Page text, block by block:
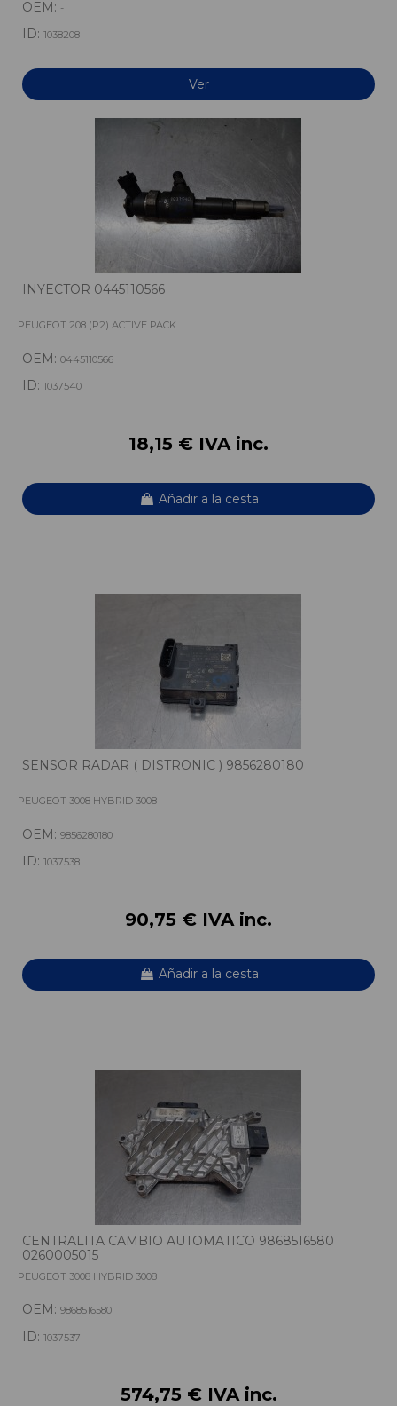
OEM: -
ID: 1038208
Ver
INYECTOR 0445110566
PEUGEOT 208 (P2) ACTIVE PACK
OEM: 0445110566
ID: 1037540
18,15 € IVA inc.
Añadir a la cesta
SENSOR RADAR ( DISTRONIC ) 9856280180
PEUGEOT 3008 HYBRID 3008
OEM: 9856280180
ID: 1037538
90,75 € IVA inc.
Añadir a la cesta
CENTRALITA CAMBIO AUTOMATICO 9868516580
0260005015
PEUGEOT 3008 HYBRID 3008
OEM: 9868516580
ID: 1037537
574,75 € IVA inc.